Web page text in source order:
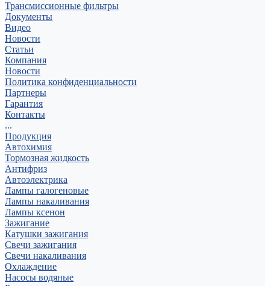
Трансмиссионные фильтры
Документы
Видео
Новости
Статьи
Компания
Новости
Политика конфиденциальности
Партнеры
Гарантия
Контакты
...
Продукция
Автохимия
Тормозная жидкость
Антифриз
Автоэлектрика
Лампы галогеновые
Лампы накаливания
Лампы ксенон
Зажигание
Катушки зажигания
Свечи зажигания
Свечи накаливания
Охлаждение
Насосы водяные